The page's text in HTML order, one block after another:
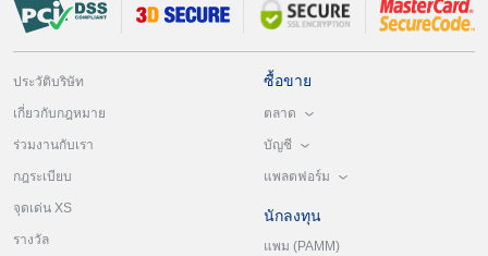
ประวัติบริษัท
เกี่ยวกับกฎหมาย
ร่วมงานกับเรา
กฎระเบียบ
จุดเด่น XS
รางวัล
ซื้อขาย
ตลาด
บัญชี
แพลตฟอร์ม
นักลงทุน
แพม (PAMM)